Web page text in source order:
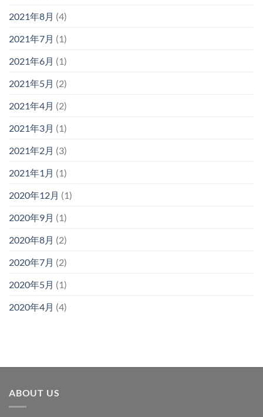
2021年8月 (4)
2021年7月 (1)
2021年6月 (1)
2021年5月 (2)
2021年4月 (2)
2021年3月 (1)
2021年2月 (3)
2021年1月 (1)
2020年12月 (1)
2020年9月 (1)
2020年8月 (2)
2020年7月 (2)
2020年5月 (1)
2020年4月 (4)
ABOUT US